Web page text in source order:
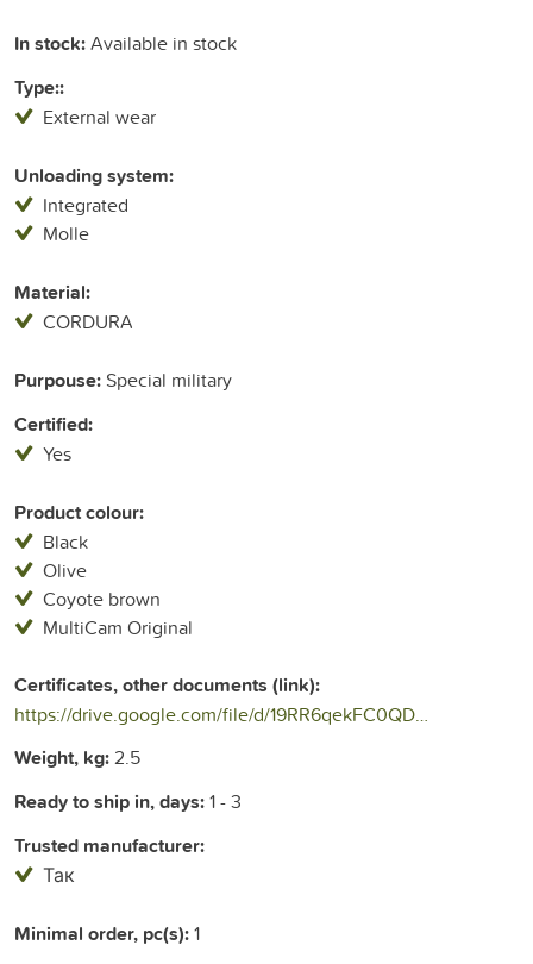
In stock:Available in stock
Type::
External wear
Unloading system:
Integrated
Molle
Material:
CORDURA
Purpouse: Special military
Certified:
Yes
Product colour:
Black
Olive
Coyote brown
MultiCam Original
Certificates, other documents (link):
https://drive.google.com/file/d/19RR6qekFC0QDh0QYxVmzEOrjfigHxmYr/view
Weight, kg:2.5
Ready to ship in, days:1 - 3
Trusted manufacturer:
Так
Minimal order, pc(s):1